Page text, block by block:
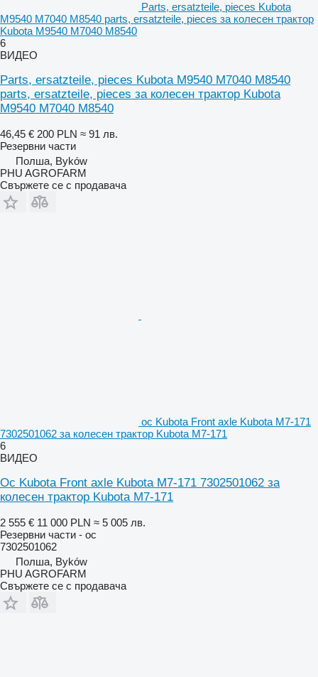
Parts, ersatzteile, pieces Kubota
M9540 M7040 M8540 parts, ersatzteile, pieces за колесен трактор
Kubota M9540 M7040 M8540
6
ВИДЕО
Parts, ersatzteile, pieces Kubota M9540 M7040 M8540
parts, ersatzteile, pieces за колесен трактор Kubota
M9540 M7040 M8540
46,45 € 200 PLN ≈ 91 лв.
Резервни части
Полша, Byków
PHU AGROFARM
Свържете се с продавача
ос Kubota Front axle Kubota M7-171
7302501062 за колесен трактор Kubota M7-171
6
ВИДЕО
Ос Kubota Front axle Kubota M7-171 7302501062 за
колесен трактор Kubota M7-171
2 555 € 11 000 PLN ≈ 5 005 лв.
Резервни части - ос
7302501062
Полша, Byków
PHU AGROFARM
Свържете се с продавача